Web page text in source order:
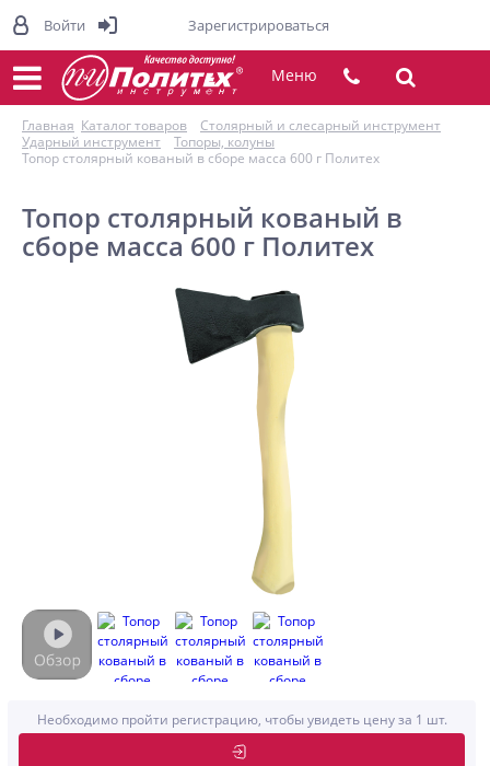
Меню
Главная Каталог товаров
Столярный и слесарный инструмент
Ударный инструмент
Топоры, колуны
Топор столярный кованый в сборе масса 600 г Политех
Топор столярный кованый в
сборе масса 600 г Политех
Необходимо пройти регистрацию, чтобы увидеть цену за 1 шт.
Войти Зарегистрироваться